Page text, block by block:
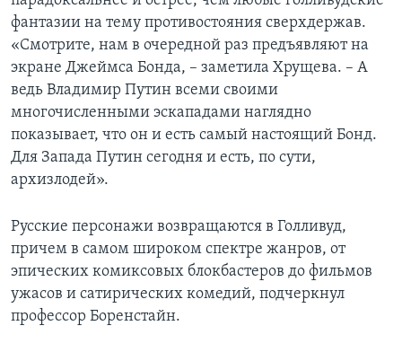
фантазии на тему противостояния сверхдержав.
«Смотрите, нам в очередной раз предъявляют на
экране Джеймса Бонда, – заметила Хрущева. – А
ведь Владимир Путин всеми своими
многочисленными эскападами наглядно
показывает, что он и есть самый настоящий Бонд.
Для Запада Путин сегодня и есть, по сути,
архизлодей».
Русские персонажи возвращаются в Голливуд,
причем в самом широком спектре жанров, от
эпических комиксовых блокбастеров до фильмов
ужасов и сатирических комедий, подчеркнул
профессор Боренстайн.